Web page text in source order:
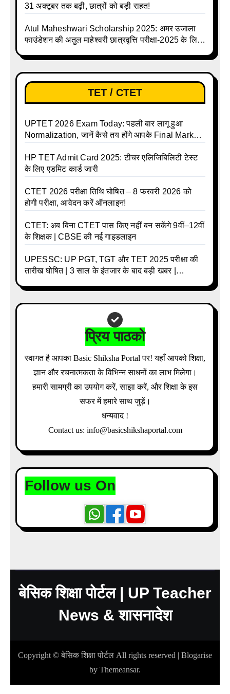
31 अक्टूबर तक बढ़ी, छात्रों को बड़ी राहत!
Atul Maheshwari Scholarship 2025: अमर उजाला
फाउंडेशन की अतुल माहेश्वरी छात्रवृत्ति परीक्षा-2025 के लिए
TET / CTET
UPTET 2026 Exam Today: पहली बार लागू हुआ
Normalization, जानें कैसे तय होंगे आपके Final Marks
HP TET Admit Card 2025: टीचर एलिजिबिलिटी टेस्ट
के लिए एडमिट कार्ड जारी
CTET 2026 परीक्षा तिथि घोषित – 8 फरवरी 2026 को
होगी परीक्षा, आवेदन करें ऑनलाइन!
CTET: अब बिना CTET पास किए नहीं बन सकेंगे 9वीं–12वीं
के शिक्षक | CBSE की नई गाइडलाइन
UPESSC: UP PGT, TGT और TET 2025 परीक्षा की
तारीख घोषित | 3 साल के इंतजार के बाद बड़ी खबर |
प्रिय पाठको
स्वागत है आपका Basic Shiksha Portal पर! यहाँ आपको शिक्षा,
ज्ञान और रचनात्मकता के विभिन्न साधनों का लाभ मिलेगा।
हमारी सामग्री का उपयोग करें, साझा करें, और शिक्षा के इस
सफर में हमारे साथ जुड़ें।
धन्यवाद !
Contact us: info@basicshikshaportal.com
Follow us On
बेसिक शिक्षा पोर्टल | UP Teacher
News & शासनादेश
Copyright © बेसिक शिक्षा पोर्टल All rights reserved | Blogarise
by Themeansar.